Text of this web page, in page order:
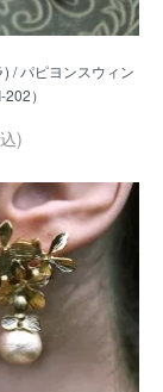
/ パピヨンスウィン
)